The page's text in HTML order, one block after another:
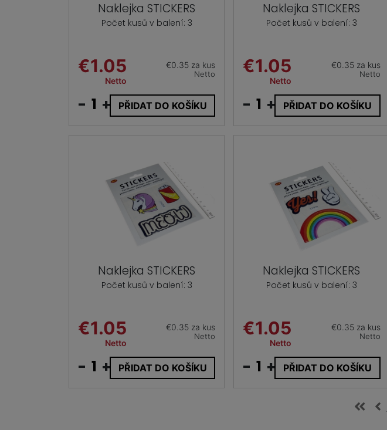
Naklejka STICKERS
Počet kusů v balení: 3
€1.05
Netto
€0.35 za kus
Netto
- + PŘIDAT DO KOŠÍKU
Naklejka STICKERS
Počet kusů v balení: 3
€1.05
Netto
€0.35 za kus
Netto
- + PŘIDAT DO KOŠÍKU
Naklejka STICKERS
Počet kusů v balení: 3
€1.05
Netto
€0.35 za kus
Netto
- + PŘIDAT DO KOŠÍKU
Naklejka STICKERS
Počet kusů v balení: 3
€1.05
Netto
€0.35 za kus
Netto
- + PŘIDAT DO KOŠÍKU